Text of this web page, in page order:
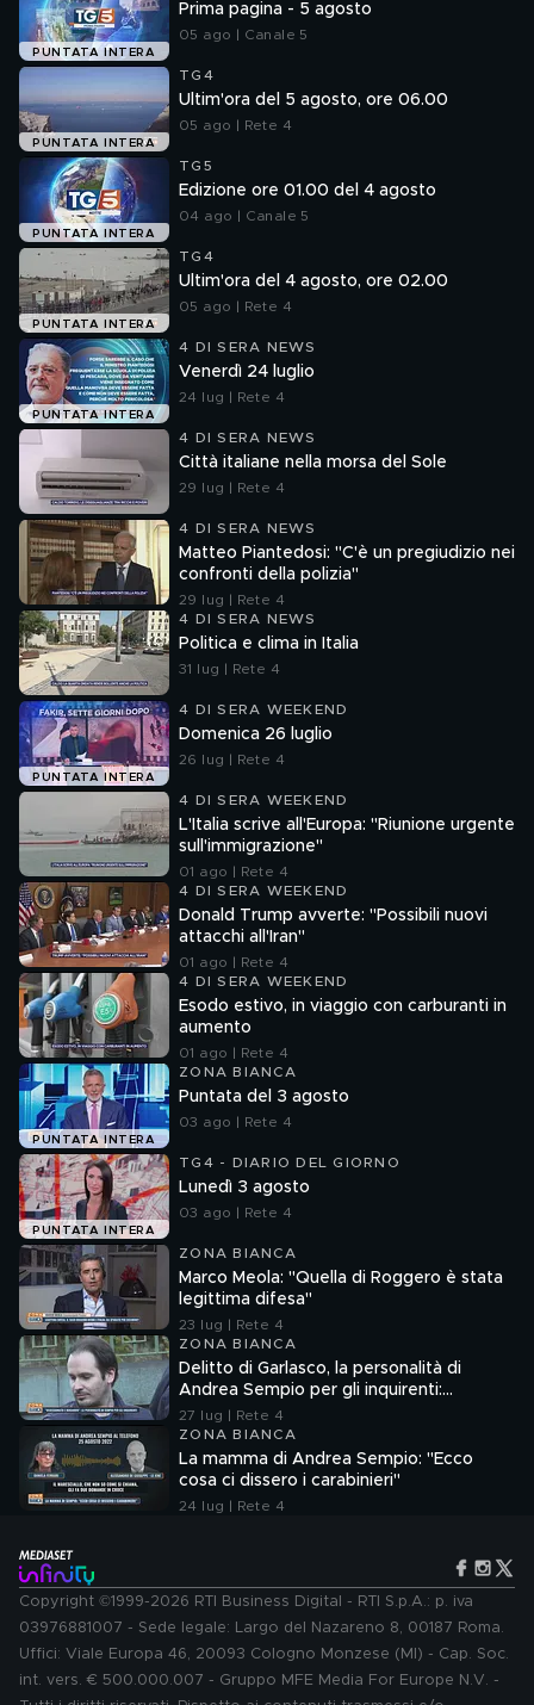
PUNTATA INTERA
Prima pagina - 5 agosto
05 ago | Canale 5
PUNTATA INTERA
TG4
Ultim'ora del 5 agosto, ore 06.00
05 ago | Rete 4
PUNTATA INTERA
TG5
Edizione ore 01.00 del 4 agosto
04 ago | Canale 5
PUNTATA INTERA
TG4
Ultim'ora del 4 agosto, ore 02.00
05 ago | Rete 4
PUNTATA INTERA
4 DI SERA NEWS
Venerdì 24 luglio
24 lug | Rete 4
4 DI SERA NEWS
Città italiane nella morsa del Sole
29 lug | Rete 4
4 DI SERA NEWS
Matteo Piantedosi: "C'è un pregiudizio nei
confronti della polizia"
29 lug | Rete 4
4 DI SERA NEWS
Politica e clima in Italia
31 lug | Rete 4
PUNTATA INTERA
4 DI SERA WEEKEND
Domenica 26 luglio
26 lug | Rete 4
4 DI SERA WEEKEND
L'Italia scrive all'Europa: "Riunione urgente
sull'immigrazione"
01 ago | Rete 4
4 DI SERA WEEKEND
Donald Trump avverte: "Possibili nuovi
attacchi all'Iran"
01 ago | Rete 4
4 DI SERA WEEKEND
Esodo estivo, in viaggio con carburanti in
aumento
01 ago | Rete 4
PUNTATA INTERA
ZONA BIANCA
Puntata del 3 agosto
03 ago | Rete 4
PUNTATA INTERA
TG4 - DIARIO DEL GIORNO
Lunedì 3 agosto
03 ago | Rete 4
ZONA BIANCA
Marco Meola: "Quella di Roggero è stata
legittima difesa"
23 lug | Rete 4
ZONA BIANCA
Delitto di Garlasco, la personalità di
Andrea Sempio per gli inquirenti:
"Ossessionato e bugiardo"
27 lug | Rete 4
ZONA BIANCA
La mamma di Andrea Sempio: "Ecco
cosa ci dissero i carabinieri"
24 lug | Rete 4
Copyright ©1999-2026 RTI Business Digital - RTI S.p.A.: p. iva
03976881007 - Sede legale: Largo del Nazareno 8, 00187 Roma.
Uffici: Viale Europa 46, 20093 Cologno Monzese (MI) - Cap. Soc.
int. vers. € 500.000.007 - Gruppo MFE Media For Europe N.V. -